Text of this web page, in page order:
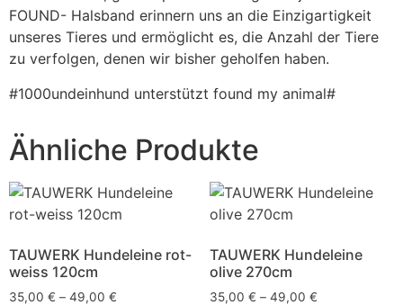
FOUND- Halsband erinnern uns an die Einzigartigkeit
unseres Tieres und ermöglicht es, die Anzahl der Tiere
zu verfolgen, denen wir bisher geholfen haben.
#1000undeinhund unterstützt found my animal#
Ähnliche Produkte
TAUWERK Hundeleine rot-
weiss 120cm
35,00 € – 49,00 €
TAUWERK Hundeleine
olive 270cm
35,00 € – 49,00 €